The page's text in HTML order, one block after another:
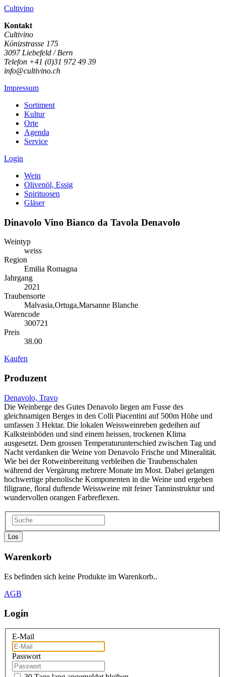
Cultivino
Kontakt
Cultivino
Könizstrasse 175
3097 Liebefeld / Bern
Telefon +41 (0)31 972 49 39
info@cultivino.ch
Impressum
Sortiment
Kultur
Orte
Agenda
Service
Login
Wein
Olivenöl, Essig
Spirituosen
Gläser
Dinavolo Vino Bianco da Tavola Denavolo
Weintyp
weiss
Region
Emilia Romagna
Jahrgang
2021
Traubensorte
Malvasia,Ortuga,Marsanne Blanche
Warencode
300721
Preis
38.00
Kaufen
Produzent
Denavolo, Travo
Die Weinberge des Gutes Denavolo liegen am Fusse des
gleichnamigen Berges in den Colli Piacentini auf 500m Höhe und
umfassen 3 Hektar. Die lokalen Weissweinreben gedeihen auf
Kalksteinböden und sind einem heissen, trockenen Klima
ausgesetzt. Dem grossen Temperaturunterschied zwischen Tag und
Nacht verdanken die Weine von Denavolo Frische und Mineralität.
Wie bei der Rotweinbereitung verbleiben die Traubenschalen
während der Vergärung mehrere Monate im Most. Dabei gelangen
hochwertige phenolische Komponenten in die Weine und ergeben
filigrane, floral duftende Weissweine mit feiner Tanninstruktur und
wundervollen orangen Farbreflexen.
Los
Warenkorb
Es befinden sich keine Produkte im Warenkorb..
AGB
Login
E-Mail
Passwort